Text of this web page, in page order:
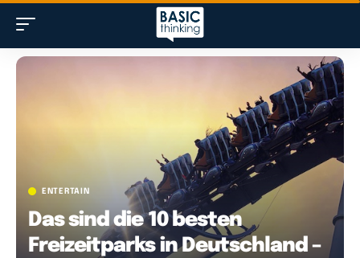
ENTERTAIN
Das sind die 10 besten
Freizeitparks in Deutschland –